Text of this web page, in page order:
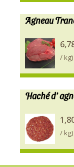
Agneau
/ kg)
Haché d'
Bio
sans
allergène
/ kg)